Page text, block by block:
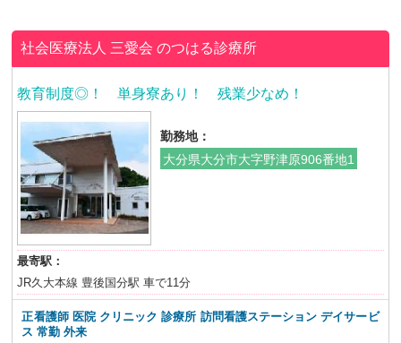
社会医療法人 三愛会のつはる診療所
教育制度◎！ 単身寮あり！ 残業少なめ！
勤務地：
大分県大分市大字野津原906番地1
最寄駅：
JR久大本線 豊後国分駅 車で11分
正看護師 医院 クリニック 診療所 訪問看護ステーション デイサービ
ス 常勤 外来